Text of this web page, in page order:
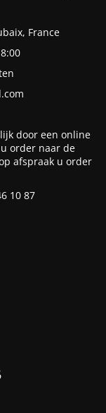
France
door een online
order naar de
afspraak u order
10 87